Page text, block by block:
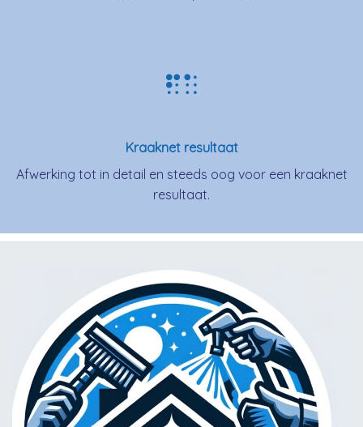
Kraaknet resultaat
Afwerking tot in detail en steeds oog voor een kraaknet
resultaat.